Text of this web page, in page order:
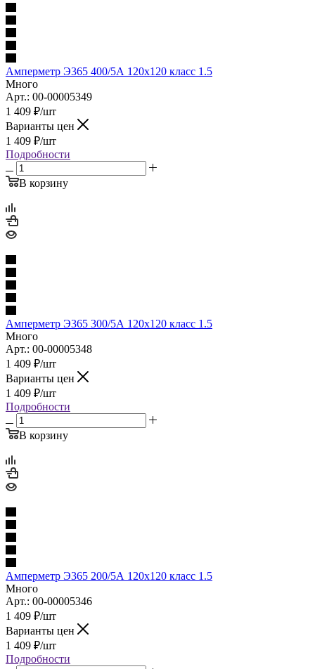
Амперметр Э365 400/5А 120х120 класс 1.5
Много
Арт.: 00-00005349
1 409 ₽/шт
Варианты цен
1 409 ₽/шт
Подробности
В корзину
Амперметр Э365 300/5А 120х120 класс 1.5
Много
Арт.: 00-00005348
1 409 ₽/шт
Варианты цен
1 409 ₽/шт
Подробности
В корзину
Амперметр Э365 200/5А 120х120 класс 1.5
Много
Арт.: 00-00005346
1 409 ₽/шт
Варианты цен
1 409 ₽/шт
Подробности